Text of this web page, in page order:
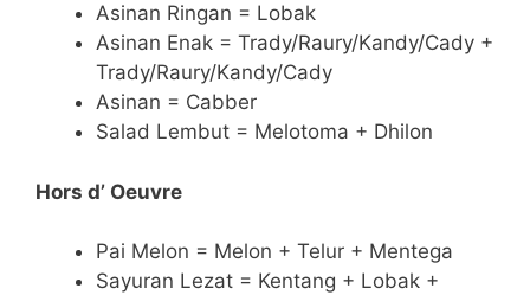
Asinan Ringan = Lobak
Asinan Enak = Trady/Raury/Kandy/Cady +
Trady/Raury/Kandy/Cady
Asinan = Cabber
Salad Lembut = Melotoma + Dhilon
Hors d’ Oeuvre
Pai Melon = Melon + Telur + Mentega
Sayuran Lezat = Kentang + Lobak +